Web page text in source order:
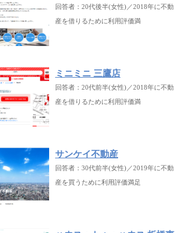
回答者：20代後半(女性)／2018年に不動
産を借りるために利用評価満
ミニミニ 三鷹店
回答者：20代前半(女性)／2018年に不動
産を借りるために利用評価満
サンケイ不動産
回答者：30代前半(女性)／2019年に不動
産を買うために利用評価満足